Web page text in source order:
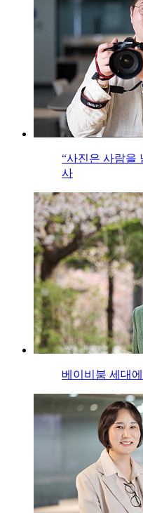
“사진은 사람을
사
베이비붐 세대